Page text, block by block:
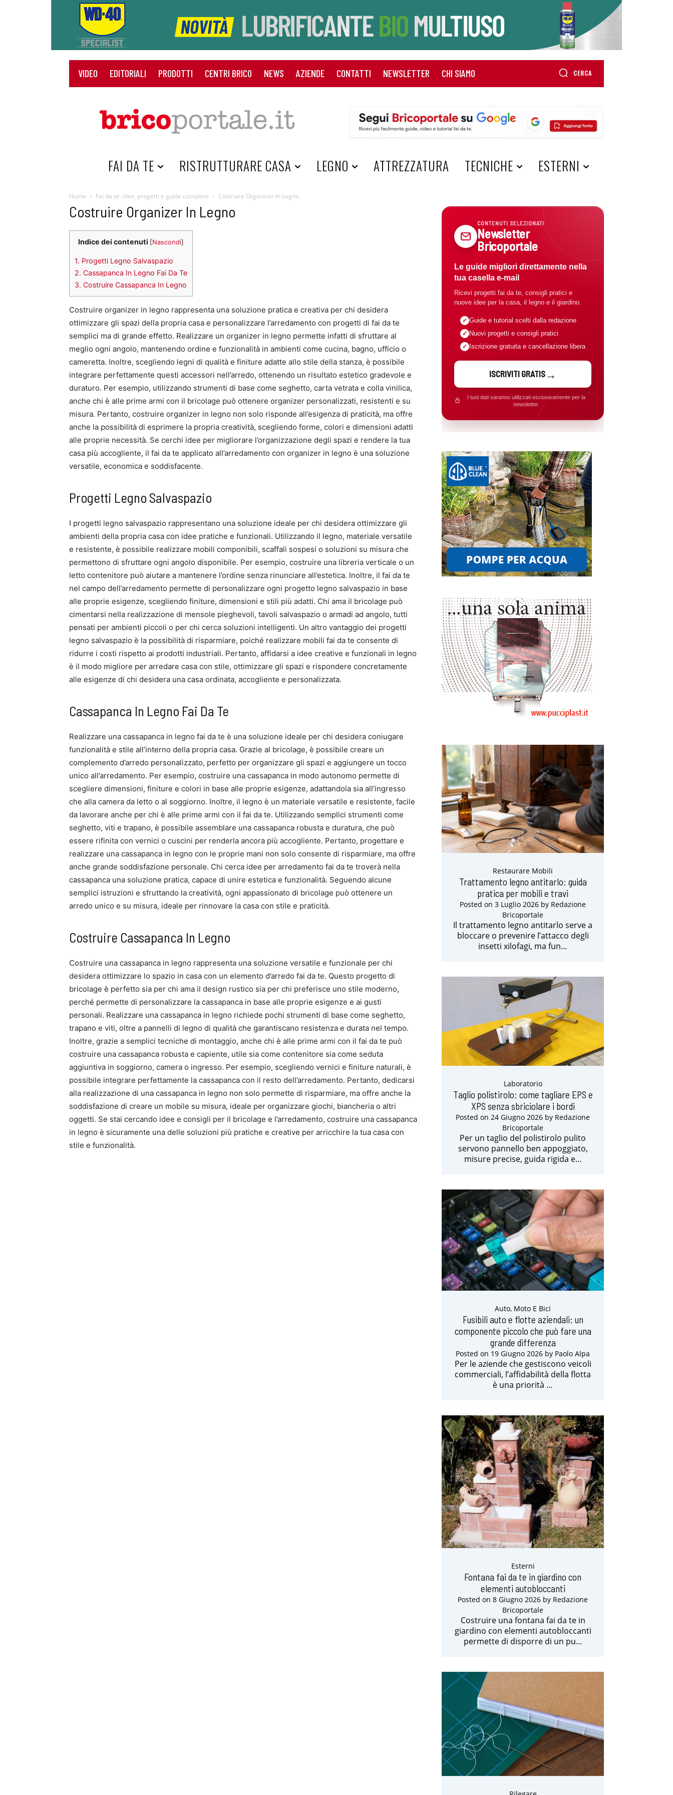
VIDEO EDITORIALI PRODOTTI CENTRI BRICO NEWS AZIENDE CONTATTI NEWSLETTER CHI SIAMO CERCA
HOME
FAI DA TE RISTRUTTURARE CASA LEGNO ATTREZZATURA TECNICHE ESTERNI
Home Fai da te: idee, progetti e guide complete Costruire Organizer In Legno
Costruire Organizer In Legno
Indice dei contenuti [Nascondi]
1. Progetti Legno Salvaspazio
2. Cassapanca In Legno Fai Da Te
3. Costruire Cassapanca In Legno
Costruire organizer in legno rappresenta una soluzione pratica e creativa per chi desidera
ottimizzare gli spazi della propria casa e personalizzare l’arredamento con progetti di fai da te
semplici ma di grande effetto. Realizzare un organizer in legno permette infatti di sfruttare al
meglio ogni angolo, mantenendo ordine e funzionalità in ambienti come cucina, bagno, ufficio o
cameretta. Inoltre, scegliendo legni di qualità e finiture adatte allo stile della stanza, è possibile
integrare perfettamente questi accessori nell’arredo, ottenendo un risultato estetico gradevole e
duraturo. Per esempio, utilizzando strumenti di base come seghetto, carta vetrata e colla vinilica,
anche chi è alle prime armi con il bricolage può ottenere organizer personalizzati, resistenti e su
misura. Pertanto, costruire organizer in legno non solo risponde all’esigenza di praticità, ma offre
anche la possibilità di esprimere la propria creatività, scegliendo forme, colori e dimensioni adatti
alle proprie necessità. Se cerchi idee per migliorare l’organizzazione degli spazi e rendere la tua
casa più accogliente, il fai da te applicato all’arredamento con organizer in legno è una soluzione
versatile, economica e soddisfacente.
Progetti Legno Salvaspazio
I progetti legno salvaspazio rappresentano una soluzione ideale per chi desidera ottimizzare gli
ambienti della propria casa con idee pratiche e funzionali. Utilizzando il legno, materiale versatile
e resistente, è possibile realizzare mobili componibili, scaffali sospesi o soluzioni su misura che
permettono di sfruttare ogni angolo disponibile. Per esempio, costruire una libreria verticale o un
letto contenitore può aiutare a mantenere l’ordine senza rinunciare all’estetica. Inoltre, il fai da te
nel campo dell’arredamento permette di personalizzare ogni progetto legno salvaspazio in base
alle proprie esigenze, scegliendo finiture, dimensioni e stili più adatti. Chi ama il bricolage può
cimentarsi nella realizzazione di mensole pieghevoli, tavoli salvaspazio o armadi ad angolo, tutti
pensati per ambienti piccoli o per chi cerca soluzioni intelligenti. Un altro vantaggio dei progetti
legno salvaspazio è la possibilità di risparmiare, poiché realizzare mobili fai da te consente di
ridurre i costi rispetto ai prodotti industriali. Pertanto, affidarsi a idee creative e funzionali in legno
è il modo migliore per arredare casa con stile, ottimizzare gli spazi e rispondere concretamente
alle esigenze di chi desidera una casa ordinata, accogliente e personalizzata.
Cassapanca In Legno Fai Da Te
Realizzare una cassapanca in legno fai da te è una soluzione ideale per chi desidera coniugare
funzionalità e stile all’interno della propria casa. Grazie al bricolage, è possibile creare un
complemento d’arredo personalizzato, perfetto per organizzare gli spazi e aggiungere un tocco
unico all’arredamento. Per esempio, costruire una cassapanca in modo autonomo permette di
scegliere dimensioni, finiture e colori in base alle proprie esigenze, adattandola sia all’ingresso
che alla camera da letto o al soggiorno. Inoltre, il legno è un materiale versatile e resistente, facile
da lavorare anche per chi è alle prime armi con il fai da te. Utilizzando semplici strumenti come
seghetto, viti e trapano, è possibile assemblare una cassapanca robusta e duratura, che può
essere rifinita con vernici o cuscini per renderla ancora più accogliente. Pertanto, progettare e
realizzare una cassapanca in legno con le proprie mani non solo consente di risparmiare, ma offre
anche grande soddisfazione personale. Chi cerca idee per arredamento fai da te troverà nella
cassapanca una soluzione pratica, capace di unire estetica e funzionalità. Seguendo alcune
semplici istruzioni e sfruttando la creatività, ogni appassionato di bricolage può ottenere un
arredo unico e su misura, ideale per rinnovare la casa con stile e praticità.
Costruire Cassapanca In Legno
Costruire una cassapanca in legno rappresenta una soluzione versatile e funzionale per chi
desidera ottimizzare lo spazio in casa con un elemento d’arredo fai da te. Questo progetto di
bricolage è perfetto sia per chi ama il design rustico sia per chi preferisce uno stile moderno,
perché permette di personalizzare la cassapanca in base alle proprie esigenze e ai gusti
personali. Realizzare una cassapanca in legno richiede pochi strumenti di base come seghetto,
trapano e viti, oltre a pannelli di legno di qualità che garantiscano resistenza e durata nel tempo.
Inoltre, grazie a semplici tecniche di montaggio, anche chi è alle prime armi con il fai da te può
costruire una cassapanca robusta e capiente, utile sia come contenitore sia come seduta
aggiuntiva in soggiorno, camera o ingresso. Per esempio, scegliendo vernici e finiture naturali, è
possibile integrare perfettamente la cassapanca con il resto dell’arredamento. Pertanto, dedicarsi
alla realizzazione di una cassapanca in legno non solo permette di risparmiare, ma offre anche la
soddisfazione di creare un mobile su misura, ideale per organizzare giochi, biancheria o altri
oggetti. Se stai cercando idee e consigli per il bricolage e l’arredamento, costruire una cassapanca
in legno è sicuramente una delle soluzioni più pratiche e creative per arricchire la tua casa con
stile e funzionalità.
CONTENUTI SELEZIONATI
Newsletter
Bricoportale
Le guide migliori direttamente nella
tua casella e-mail
Ricevi progetti fai da te, consigli pratici e
nuove idee per la casa, il legno e il giardino.
Guide e tutorial scelti dalla redazione
Nuovi progetti e consigli pratici
Iscrizione gratuita e cancellazione libera
ISCRIVITI GRATIS
I tuoi dati saranno utilizzati esclusivamente per la
newsletter.
Restaurare Mobili
Trattamento legno antitarlo: guida
pratica per mobili e travi
Posted on 3 Luglio 2026 by Redazione
Bricoportale
Il trattamento legno antitarlo serve a
bloccare o prevenire l’attacco degli
insetti xilofagi, ma fun…
Laboratorio
Taglio polistirolo: come tagliare EPS e
XPS senza sbriciolare i bordi
Posted on 24 Giugno 2026 by Redazione
Bricoportale
Per un taglio del polistirolo pulito
servono pannello ben appoggiato,
misure precise, guida rigida e…
Auto, Moto E Bici
Fusibili auto e flotte aziendali: un
componente piccolo che può fare una
grande differenza
Posted on 19 Giugno 2026 by Paolo Alpa
Per le aziende che gestiscono veicoli
commerciali, l’affidabilità della flotta
è una priorità …
Esterni
Fontana fai da te in giardino con
elementi autobloccanti
Posted on 8 Giugno 2026 by Redazione
Bricoportale
Costruire una fontana fai da te in
giardino con elementi autobloccanti
permette di disporre di un pu…